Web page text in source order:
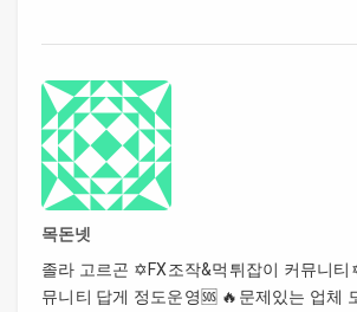
목돈넷
졸라 고르곤 ✡️FX조작&먹튀잡이 커뮤니
뮤니티 답게 정도운영🆘 🔥문제있는 업체